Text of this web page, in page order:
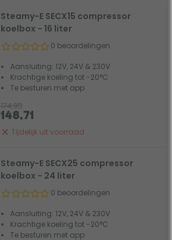
Steamy-E SECX15 compressor
koelbox - 16 liter
0 beoordelingen
Aansluiting: 12V, 24V & 230V
Krachtige koeling tot -20°C
Te besturen met app
Tijdelijk uit voorraad
174,95
148,71
Steamy-E SECX25 compressor
koelbox - 24 liter
0 beoordelingen
Aansluiting: 12V, 24V & 230V
Krachtige koeling tot -20°C
Te besturen met app